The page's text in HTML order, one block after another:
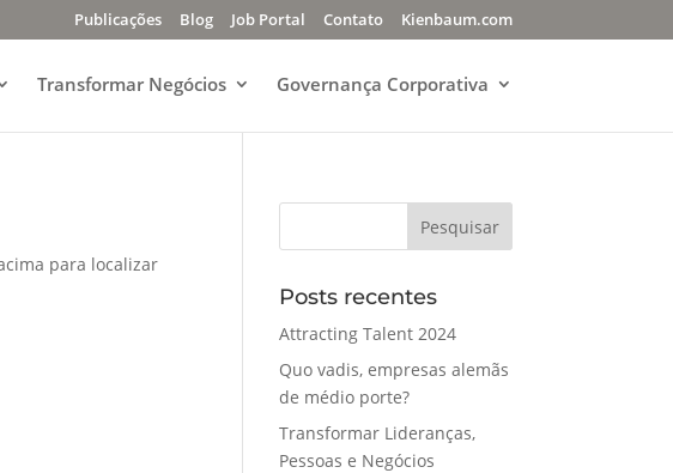
Publicações Blog Job Portal Contato Kienbaum.com
Transformar Negócios Governança Corporativa
para localizar
Posts recentes
Attracting Talent 2024
Quo vadis, empresas alemãs
de médio porte?
Transformar Lideranças,
Pessoas e Negócios